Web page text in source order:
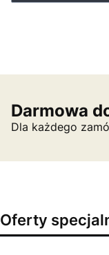
Darmowa
Dla każdego
Oferty